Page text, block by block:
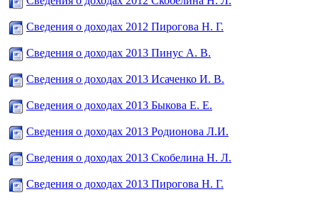
Сведения о доходах 2012 Пирогова Н. Г.
Сведения о доходах 2013 Пинус А. В.
Сведения о доходах 2013 Исаченко И. В.
Сведения о доходах 2013 Быкова Е. Е.
Сведения о доходах 2013 Родионова Л.И.
Сведения о доходах 2013 Скобелина Н. Л.
Сведения о доходах 2013 Пирогова Н. Г.